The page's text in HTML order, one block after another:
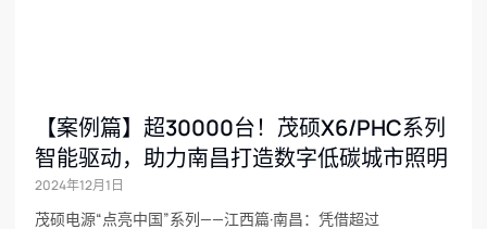
【案例篇】超30000台！茂硕X6/PHC系列
智能驱动，助力南昌打造数字低碳城市照明
2024年12月1日
茂硕电源“点亮中国”系列——江西篇·南昌：凭借超过